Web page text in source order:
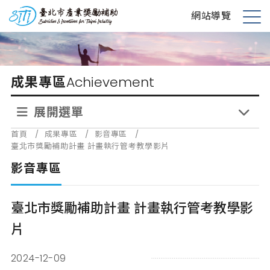
到
主
要
內
台北市產業獎勵補助 網站導覽
展
開
選
單
成果專區Achievement
展開選單
首頁 / 成果專區 / 影音專區
/
臺北市獎勵補助計畫 計畫執行管考教學影片
影音專區
臺北市獎勵補助計畫 計畫執行管考教學影
片
2024-12-09